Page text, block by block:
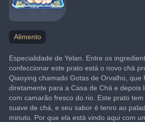
Alimento
Especialidade de Yelan. Entre os
confeccionar este prato está o novo chá
Qiaoying chamado Gotas de Orvalho, que
diretamente para a Casa de Chá e depois
com camarão fresco do rio. Este prato
suave de chá, e seu sabor é tenro ao
minuto. Por que ela está vindo aqui com